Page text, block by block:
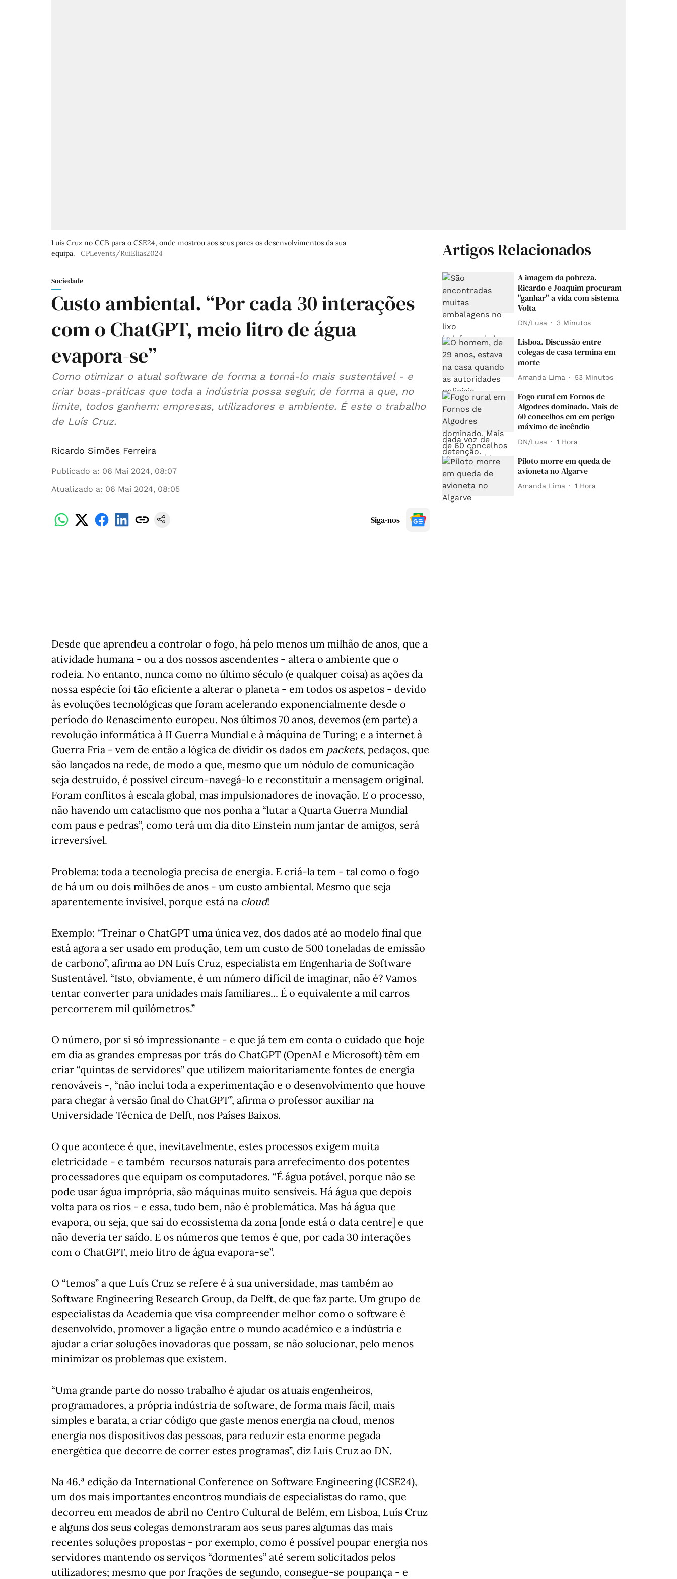
Luis Cruz no CCB para o CSE24, onde mostrou aos seus pares os desenvolvimentos da sua
equipa.
CPLevents/RuiElias2024
Sociedade
Custo ambiental. “Por cada 30 interações
com o ChatGPT, meio litro de água
evapora-se”
Como otimizar o atual software de forma a torná-lo mais sustentável - e
criar boas-práticas que toda a indústria possa seguir, de forma a que, no
limite, todos ganhem: empresas, utilizadores e ambiente. É este o trabalho
de Luís Cruz.
Ricardo Simões Ferreira
Publicado a: 06 Mai 2024, 08:07
Atualizado a: 06 Mai 2024, 08:05
Siga-nos
Desde que aprendeu a controlar o fogo, há pelo menos um milhão de anos, que a
atividade humana - ou a dos nossos ascendentes - altera o ambiente que o
rodeia. No entanto, nunca como no último século (e qualquer coisa) as ações da
nossa espécie foi tão eficiente a alterar o planeta - em todos os aspetos - devido
às evoluções tecnológicas que foram acelerando exponencialmente desde o
período do Renascimento europeu. Nos últimos 70 anos, devemos (em parte) a
revolução informática à II Guerra Mundial e à máquina de Turing; e a internet à
Guerra Fria - vem de então a lógica de dividir os dados em packets, pedaços, que
são lançados na rede, de modo a que, mesmo que um nódulo de comunicação
seja destruído, é possível circum-navegá-lo e reconstituir a mensagem original.
Foram conflitos à escala global, mas impulsionadores de inovação. E o processo,
não havendo um cataclismo que nos ponha a “lutar a Quarta Guerra Mundial
com paus e pedras”, como terá um dia dito Einstein num jantar de amigos, será
irreversível.
Problema: toda a tecnologia precisa de energia. E criá-la tem - tal como o fogo
de há um ou dois milhões de anos - um custo ambiental. Mesmo que seja
aparentemente invisível, porque está na cloud!
Exemplo: “Treinar o ChatGPT uma única vez, dos dados até ao modelo final que
está agora a ser usado em produção, tem um custo de 500 toneladas de emissão
de carbono”, afirma ao DN Luís Cruz, especialista em Engenharia de Software
Sustentável. “Isto, obviamente, é um número difícil de imaginar, não é? Vamos
tentar converter para unidades mais familiares... É o equivalente a mil carros
percorrerem mil quilómetros.”
O número, por si só impressionante - e que já tem em conta o cuidado que hoje
em dia as grandes empresas por trás do ChatGPT (OpenAI e Microsoft) têm em
criar “quintas de servidores” que utilizem maioritariamente fontes de energia
renováveis -, “não inclui toda a experimentação e o desenvolvimento que houve
para chegar à versão final do ChatGPT”, afirma o professor auxiliar na
Universidade Técnica de Delft, nos Países Baixos.
O que acontece é que, inevitavelmente, estes processos exigem muita
eletricidade - e também recursos naturais para arrefecimento dos potentes
processadores que equipam os computadores. “É água potável, porque não se
pode usar água imprópria, são máquinas muito sensíveis. Há água que depois
volta para os rios - e essa, tudo bem, não é problemática. Mas há água que
evapora, ou seja, que sai do ecossistema da zona [onde está o data centre] e que
não deveria ter saído. E os números que temos é que, por cada 30 interações
com o ChatGPT, meio litro de água evapora-se”.
O “temos” a que Luís Cruz se refere é à sua universidade, mas também ao
Software Engineering Research Group, da Delft, de que faz parte. Um grupo de
especialistas da Academia que visa compreender melhor como o software é
desenvolvido, promover a ligação entre o mundo académico e a indústria e
ajudar a criar soluções inovadoras que possam, se não solucionar, pelo menos
minimizar os problemas que existem.
“Uma grande parte do nosso trabalho é ajudar os atuais engenheiros,
programadores, a própria indústria de software, de forma mais fácil, mais
simples e barata, a criar código que gaste menos energia na cloud, menos
energia nos dispositivos das pessoas, para reduzir esta enorme pegada
energética que decorre de correr estes programas”, diz Luís Cruz ao DN.
Na 46.ª edição da International Conference on Software Engineering (ICSE24),
um dos mais importantes encontros mundiais de especialistas do ramo, que
decorreu em meados de abril no Centro Cultural de Belém, em Lisboa, Luís Cruz
e alguns dos seus colegas demonstraram aos seus pares algumas das mais
recentes soluções propostas - por exemplo, como é possível poupar energia nos
servidores mantendo os serviços “dormentes” até serem solicitados pelos
utilizadores; mesmo que por frações de segundo, consegue-se poupança - e
Artigos Relacionados
A imagem da pobreza.
Ricardo e Joaquim procuram
"ganhar" a vida com sistema
Volta
DN/Lusa 3 Minutos
Lisboa. Discussão entre
colegas de casa termina em
morte
Amanda Lima 53 Minutos
Fogo rural em Fornos de
Algodres dominado. Mais de
60 concelhos em em perigo
máximo de incêndio
DN/Lusa 1 Hora
Piloto morre em queda de
avioneta no Algarve
Amanda Lima 1 Hora